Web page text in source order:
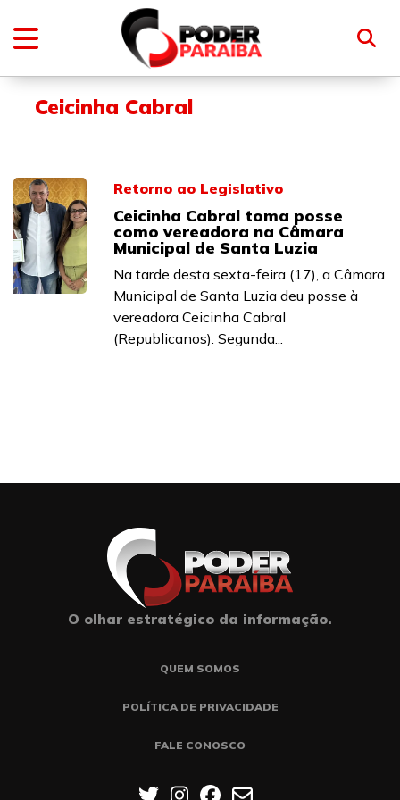
Ceicinha Cabral
Retorno ao Legislativo
Ceicinha Cabral toma posse
como vereadora na Câmara
Municipal de Santa Luzia
Na tarde desta sexta-feira (17), a Câmara
Municipal de Santa Luzia deu posse à
vereadora Ceicinha Cabral
(Republicanos). Segunda...
O olhar estratégico da informação.
QUEM SOMOS
POLÍTICA DE PRIVACIDADE
FALE CONOSCO